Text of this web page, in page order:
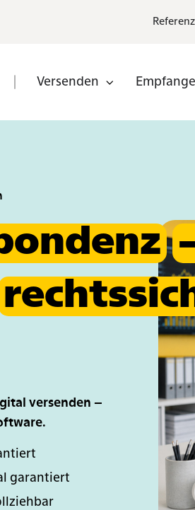
Versenden
versenden –
garantiert